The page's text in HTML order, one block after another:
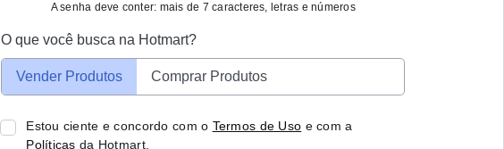
A senha deve conter: mais de 7 caracteres, letras e números
O que você busca na Hotmart?
Vender Produtos Comprar Produtos
Estou ciente e concordo com o Termos de Uso e com a
Políticas da Hotmart.